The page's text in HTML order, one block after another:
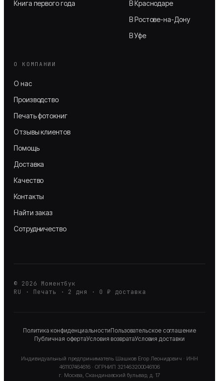
Книга первого года
В Краснодаре
В Ростове-на-Дону
В Уфе
О КОМПАНИИ
О нас
Производство
Печать фотокниг
Отзывы клиентов
Помощь
Доставка
Качество
Контакты
Найти заказ
Сотрудничество
© 2026
Моментбук
RU · Печать · 2 дня · 0 ₽ доставка
Политика конфиденциальностиПользовательское соглашение
Публичная офертаУсловия возвратаУсловия доставки
Индивидуальный предприниматель Шашков Егор Леонидович · ИНН
461107464616 · ОГРНИП 321463200046106
г. Москва, Скандинавский бульвар, д. 17